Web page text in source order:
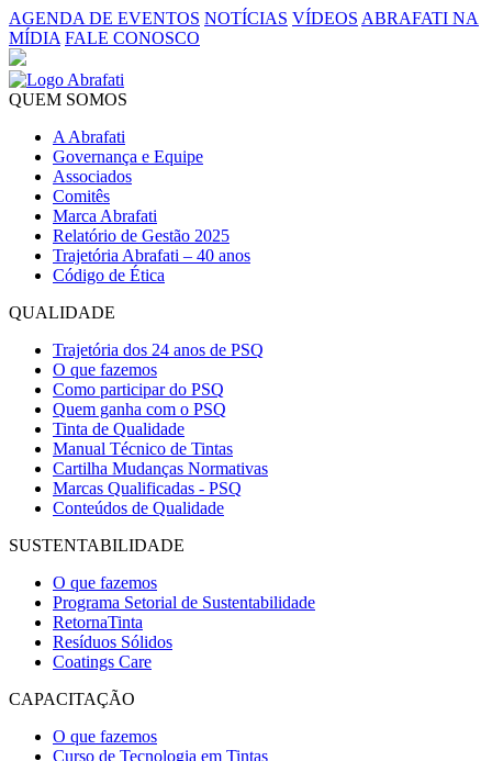
AGENDA DE EVENTOS NOTÍCIAS VÍDEOS ABRAFATI NA
MÍDIA FALE CONOSCO
QUEM SOMOS
A Abrafati
Governança e Equipe
Associados
Comitês
Marca Abrafati
Relatório de Gestão 2025
Trajetória Abrafati – 40 anos
Código de Ética
QUALIDADE
Trajetória dos 24 anos de PSQ
O que fazemos
Como participar do PSQ
Quem ganha com o PSQ
Tinta de Qualidade
Manual Técnico de Tintas
Cartilha Mudanças Normativas
Marcas Qualificadas - PSQ
Conteúdos de Qualidade
SUSTENTABILIDADE
O que fazemos
Programa Setorial de Sustentabilidade
RetornaTinta
Resíduos Sólidos
Coatings Care
CAPACITAÇÃO
O que fazemos
Curso de Tecnologia em Tintas